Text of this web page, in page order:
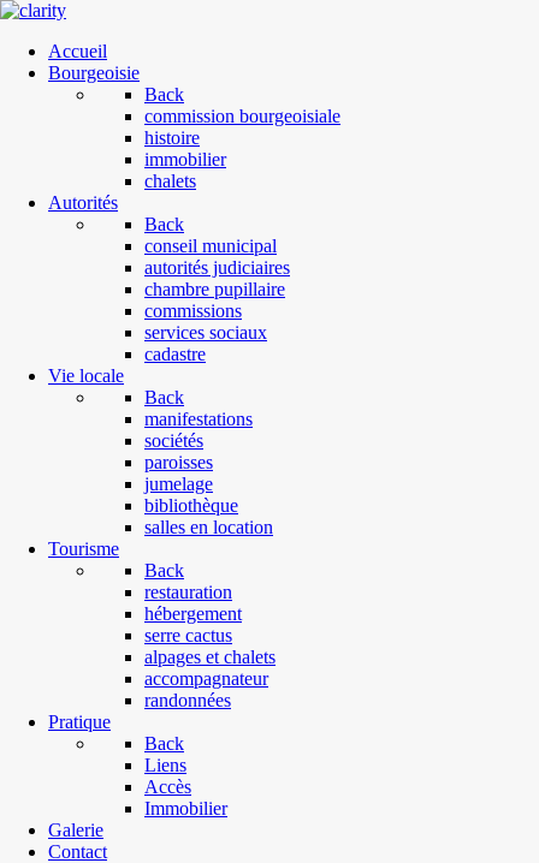
Accueil
Bourgeoisie
Back
commission bourgeoisiale
histoire
immobilier
chalets
Autorités
Back
conseil municipal
autorités judiciaires
chambre pupillaire
commissions
services sociaux
cadastre
Vie locale
Back
manifestations
sociétés
paroisses
jumelage
bibliothèque
salles en location
Tourisme
Back
restauration
hébergement
serre cactus
alpages et chalets
accompagnateur
randonnées
Pratique
Back
Liens
Accès
Immobilier
Galerie
Contact